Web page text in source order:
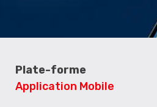
Plate-forme
Application Mobile